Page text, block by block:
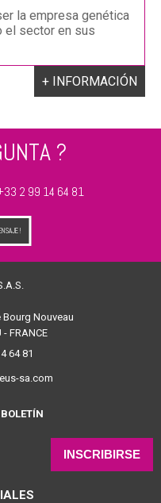
la empresa genética
el sector en sus
+ INFORMACIÓN
?
2 99 14 64 81
!
Bourg Nouveau
- FRANCE
64 81
sa.com
INSCRIBIRSE